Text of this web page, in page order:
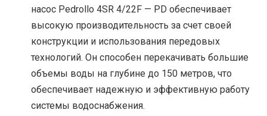
насос Pedrollo 4SR 4/22F — PD обеспечивает
высокую производительность за счет своей
конструкции и использования передовых
технологий. Он способен перекачивать большие
объемы воды на глубине до 150 метров, что
обеспечивает надежную и эффективную работу
системы водоснабжения.